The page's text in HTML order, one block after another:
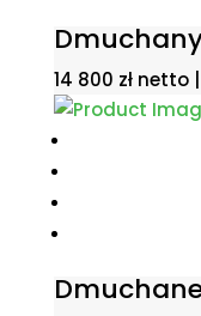
14 800 zł netto |